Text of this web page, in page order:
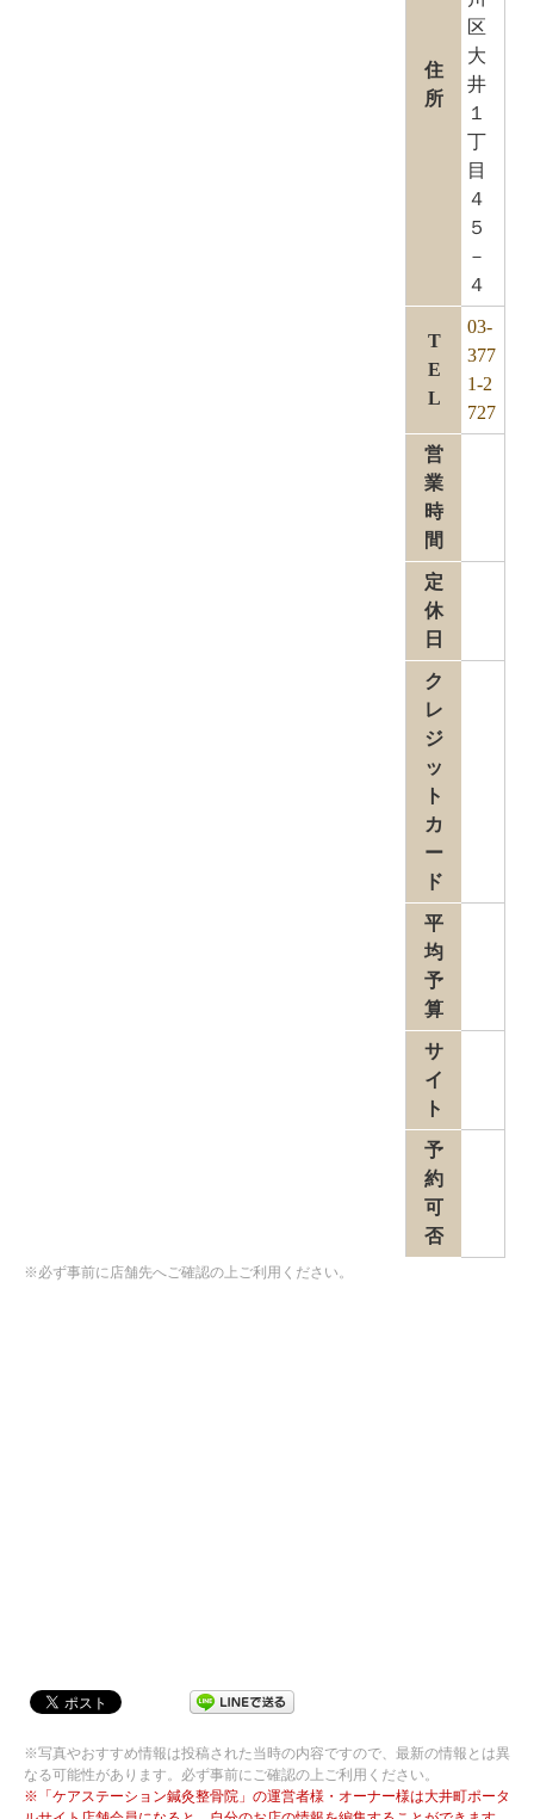
住
所
区
大
井
１
丁
目
４
５
－
４
T
E
L
03-
377
1-2
727
営
業
時
間
定
休
日
ク
レ
ジ
ッ
ト
カ
ー
ド
平
均
予
算
サ
イ
ト
予
約
可
否
※必ず事前に店舗先へご確認の上ご利用ください。
※写真やおすすめ情報は投稿された当時の内容ですので、最新の情報とは異
なる可能性があります。必ず事前にご確認の上ご利用ください。
※「ケアステーション鍼灸整骨院」の運営者様・オーナー様は大井町ポータ